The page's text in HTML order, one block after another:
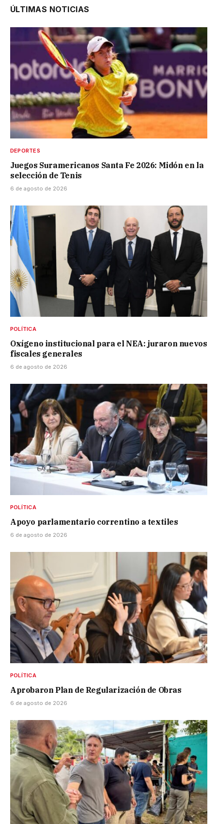
ÚLTIMAS NOTICIAS
DEPORTES
Juegos Suramericanos Santa Fe 2026: Midón en la
selección de Tenis
6 de agosto de 2026
POLÍTICA
Oxígeno institucional para el NEA: juraron nuevos
fiscales generales
6 de agosto de 2026
POLÍTICA
Apoyo parlamentario correntino a textiles
6 de agosto de 2026
POLÍTICA
Aprobaron Plan de Regularización de Obras
6 de agosto de 2026